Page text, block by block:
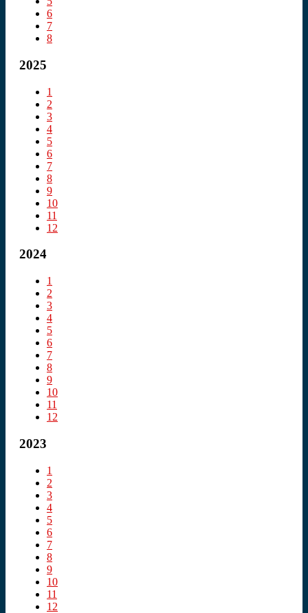
6
7
8
2025
1
2
3
4
5
6
7
8
9
10
11
12
2024
1
2
3
4
5
6
7
8
9
10
11
12
2023
1
2
3
4
5
6
7
8
9
10
11
12